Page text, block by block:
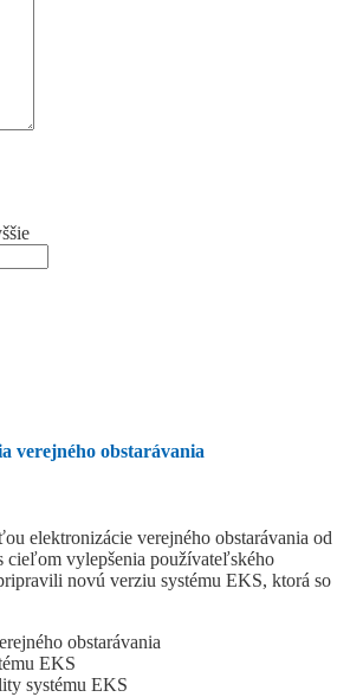
verejného obstarávania
elektronizácie verejného obstarávania od
cieľom vylepšenia používateľského
novú verziu systému EKS, ktorá so
obstarávania
EKS
systému EKS